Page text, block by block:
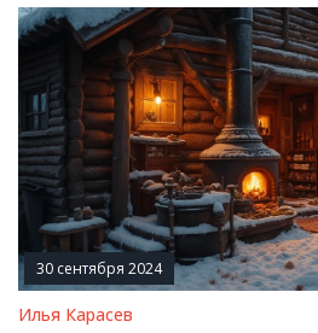
30 сентября 2024
Илья Карасев